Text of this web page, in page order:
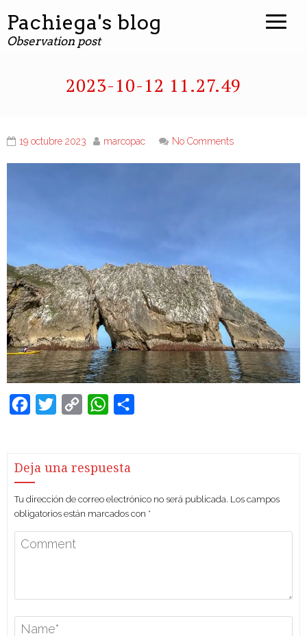
Pachiega's blog
Observation post
2023-10-12 11.27.49
19 octubre 2023 marcopac No Comments
Facebook
Twitter Copy
WhatsApp
Deja una respuesta
Tu dirección de correo electrónico no será publicada. Los campos
obligatorios están marcados con *